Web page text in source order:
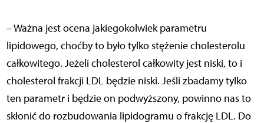
– Ważna jest ocena jakiegokolwiek parametru
lipidowego, choćby to było tylko stężenie cholesterolu
całkowitego. Jeżeli cholesterol całkowity jest niski, to i
cholesterol frakcji LDL będzie niski. Jeśli zbadamy tylko
ten parametr i będzie on podwyższony, powinno nas to
skłonić do rozbudowania lipidogramu o frakcję LDL. Do